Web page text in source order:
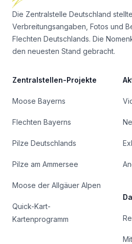
Die Zentralstelle Deutschland
Verbreitungsangaben, Fotos und
Flechten Deutschlands. Die
den neuesten Stand gebracht.
Zentralstellen-Projekte
Moose Bayerns
Flechten Bayerns
Pilze Deutschlands
Pilze am Ammersee
Moose der Allgäuer Alpen
Quick-Kart-
Kartenprogramm